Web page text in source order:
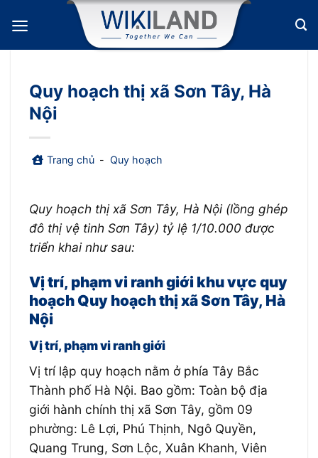
qua
nội
Quy hoạch thị xã Sơn Tây, Hà
Nội
Trang chủ - Quy hoạch
Quy hoạch thị xã Sơn Tây, Hà Nội (lồng ghép
đô thị vệ tinh Sơn Tây) tỷ lệ 1/10.000 được
triển khai như sau:
Vị trí, phạm vi ranh giới khu vực quy
hoạch Quy hoạch thị xã Sơn Tây, Hà
Nội
Vị trí, phạm vi ranh giới
Vị trí lập quy hoạch nằm ở phía Tây Bắc
Thành phố Hà Nội. Bao gồm: Toàn bộ địa
giới hành chính thị xã Sơn Tây, gồm 09
phường: Lê Lợi, Phú Thịnh, Ngô Quyền,
Quang Trung, Sơn Lộc, Xuân Khanh, Viên